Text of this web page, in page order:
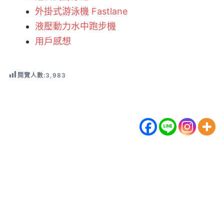
外掛式游泳機 Fastlane
液壓動力水中跑步機
用戶感想
閱覽人數:3,983